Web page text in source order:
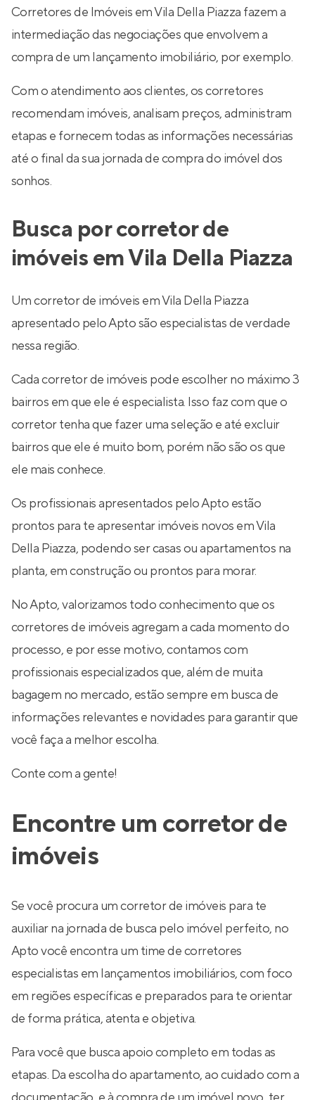
Corretores de Imóveis em Vila Della Piazza fazem a
intermediação das negociações que envolvem a
compra de um lançamento imobiliário, por exemplo.
Com o atendimento aos clientes, os corretores
recomendam imóveis, analisam preços, administram
etapas e fornecem todas as informações necessárias
até o final da sua jornada de compra do imóvel dos
sonhos.
Busca por corretor de
imóveis em Vila Della Piazza
Um corretor de imóveis em Vila Della Piazza
apresentado pelo Apto são especialistas de verdade
nessa região.
Cada corretor de imóveis pode escolher no máximo 3
bairros em que ele é especialista. Isso faz com que o
corretor tenha que fazer uma seleção e até excluir
bairros que ele é muito bom, porém não são os que
ele mais conhece.
Os profissionais apresentados pelo Apto estão
prontos para te apresentar imóveis novos em Vila
Della Piazza, podendo ser casas ou apartamentos na
planta, em construção ou prontos para morar.
No Apto, valorizamos todo conhecimento que os
corretores de imóveis agregam a cada momento do
processo, e por esse motivo, contamos com
profissionais especializados que, além de muita
bagagem no mercado, estão sempre em busca de
informações relevantes e novidades para garantir que
você faça a melhor escolha.
Conte com a gente!
Encontre um corretor de
imóveis
Se você procura um corretor de imóveis para te
auxiliar na jornada de busca pelo imóvel perfeito, no
Apto você encontra um time de corretores
especialistas em lançamentos imobiliários, com foco
em regiões específicas e preparados para te orientar
de forma prática, atenta e objetiva.
Para você que busca apoio completo em todas as
etapas. Da escolha do apartamento, ao cuidado com a